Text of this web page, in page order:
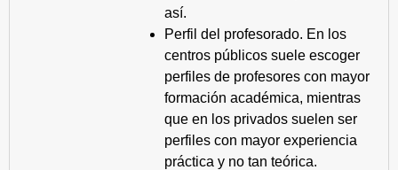
así.
Perfil del profesorado. En los
centros públicos suele escoger
perfiles de profesores con mayor
formación académica, mientras
que en los privados suelen ser
perfiles con mayor experiencia
práctica y no tan teórica.